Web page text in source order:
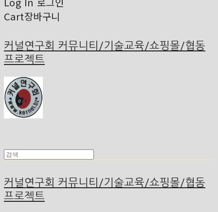
Cart장바구니
커널연구회 커뮤니티/기술교육/쇼핑몰/협동
프로젝트
커널연구회 커뮤니티/기술교육/쇼핑몰/협동
프로젝트